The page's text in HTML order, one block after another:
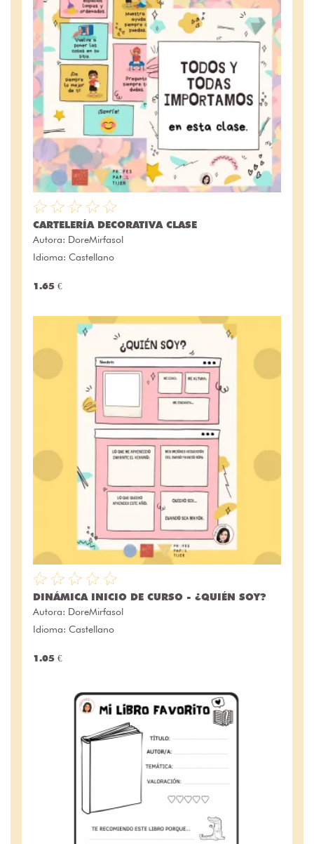
CARTELERÍA DECORATIVA CLASE
Autora: DoreMirfasol
Idioma: Castellano
1.65 €
DINÁMICA INICIO DE CURSO - ¿QUIÉN SOY?
Autora: DoreMirfasol
Idioma: Castellano
1.05 €